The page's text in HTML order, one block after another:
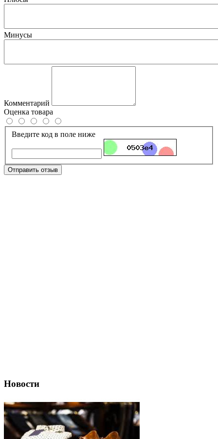
Минусы
Комментарий
Оценка товара
Введите код в поле ниже
Отправить отзыв
Новости